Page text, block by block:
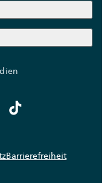
Barrierefreiheit